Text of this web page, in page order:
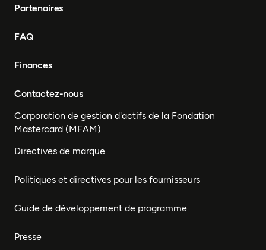
Partenaires
FAQ
Finances
Contactez-nous
Corporation de gestion d'actifs de la Fondation
Mastercard (MFAM)
Directives de marque
Politiques et directives pour les fournisseurs
Guide de développement de programme
Presse